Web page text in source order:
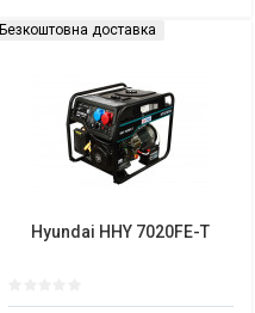
Безкоштовна доставка
Hyundai HHY 7020FE-T